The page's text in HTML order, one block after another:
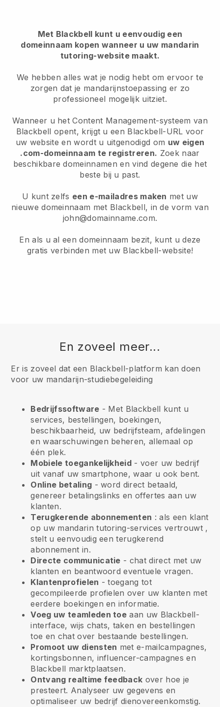
Met Blackbell kunt u eenvoudig een
domeinnaam kopen wanneer u uw mandarin
tutoring-website maakt.
We hebben alles wat je nodig hebt om ervoor te
zorgen dat je mandarijnstoepassing er zo
professioneel mogelijk uitziet.
Wanneer u het Content Management-systeem van
Blackbell opent, krijgt u een Blackbell-URL voor
uw website en wordt u uitgenodigd om uw eigen
.com-domeinnaam te registreren. Zoek naar
beschikbare domeinnamen en vind degene die het
beste bij u past.
U kunt zelfs een e-mailadres maken met uw
nieuwe domeinnaam met Blackbell, in de vorm van
john@domainname.com.
En als u al een domeinnaam bezit, kunt u deze
gratis verbinden met uw Blackbell-website!
En zoveel meer...
Er is zoveel dat een Blackbell-platform kan doen
voor uw mandarijn-studiebegeleiding
Bedrijfssoftware - Met Blackbell kunt u
services, bestellingen, boekingen,
beschikbaarheid, uw bedrijfsteam, afdelingen
en waarschuwingen beheren, allemaal op
één plek.
Mobiele toegankelijkheid - voer uw bedrijf
uit vanaf uw smartphone, waar u ook bent.
Online betaling - word direct betaald,
genereer betalingslinks en offertes aan uw
klanten.
Terugkerende abonnementen :als een klant
op uw mandarin tutoring-services vertrouwt,
stelt u eenvoudig een terugkerend
abonnement in.
Directe communicatie - chat direct met uw
klanten en beantwoord eventuele vragen.
Klantenprofielen - toegang tot
gecompileerde profielen over uw klanten met
eerdere boekingen en informatie.
Voeg uw teamleden toe aan uw Blackbell-
interface, wijs chats, taken en bestellingen
toe en chat over bestaande bestellingen.
Promoot uw diensten met e-mailcampagnes,
kortingsbonnen, influencer-campagnes en
Blackbell marktplaatsen.
Ontvang realtime feedback over hoe je
presteert. Analyseer uw gegevens en
optimaliseer uw bedrijf dienovereenkomstig.